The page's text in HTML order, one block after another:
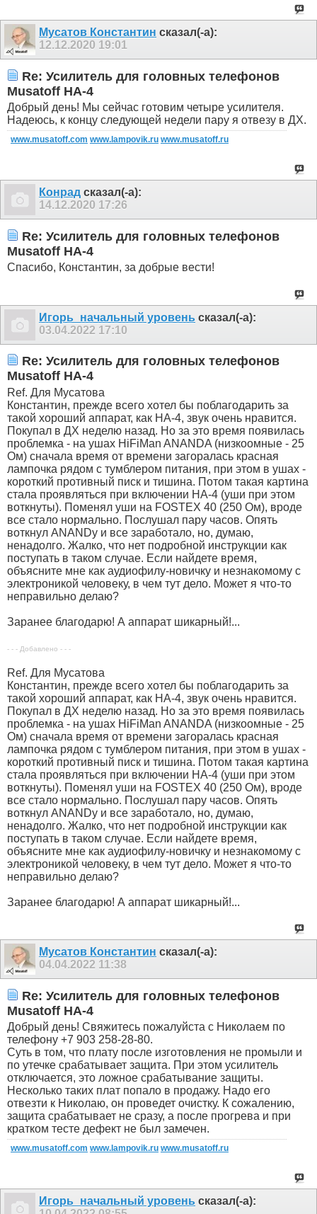
Мусатов Константин сказал(-а):
12.12.2020 19:01
Re: Усилитель для головных телефонов
Musatoff HA-4
Добрый день! Мы сейчас готовим четыре усилителя.
Надеюсь, к концу следующей недели пару я отвезу в ДХ.
www.musatoff.com www.lampovik.ru www.musatoff.ru
Конрад сказал(-а):
14.12.2020 17:26
Re: Усилитель для головных телефонов
Musatoff HA-4
Спасибо, Константин, за добрые вести!
Игорь_начальный уровень сказал(-а):
03.04.2022 17:10
Re: Усилитель для головных телефонов
Musatoff HA-4
Ref. Для Мусатова
Константин, прежде всего хотел бы поблагодарить за
такой хороший аппарат, как НА-4, звук очень нравится.
Покупал в ДХ неделю назад. Но за это время появилась
проблемка - на ушах HiFiMan ANANDA (низкоомные - 25
Ом) сначала время от времени загоралась красная
лампочка рядом с тумблером питания, при этом в ушах -
короткий противный писк и тишина. Потом такая картина
стала проявляться при включении НА-4 (уши при этом
воткнуты). Поменял уши на FOSTEX 40 (250 Ом), вроде
все стало нормально. Послушал пару часов. Опять
воткнул ANANDу и все заработало, но, думаю,
ненадолго. Жалко, что нет подробной инструкции как
поступать в таком случае. Если найдете время,
объясните мне как аудиофилу-новичку и незнакомому с
электроникой человеку, в чем тут дело. Может я что-то
неправильно делаю?
Заранее благодарю! А аппарат шикарный!...
- - - Добавлено - - -
Ref. Для Мусатова
Константин, прежде всего хотел бы поблагодарить за
такой хороший аппарат, как НА-4, звук очень нравится.
Покупал в ДХ неделю назад. Но за это время появилась
проблемка - на ушах HiFiMan ANANDA (низкоомные - 25
Ом) сначала время от времени загоралась красная
лампочка рядом с тумблером питания, при этом в ушах -
короткий противный писк и тишина. Потом такая картина
стала проявляться при включении НА-4 (уши при этом
воткнуты). Поменял уши на FOSTEX 40 (250 Ом), вроде
все стало нормально. Послушал пару часов. Опять
воткнул ANANDу и все заработало, но, думаю,
ненадолго. Жалко, что нет подробной инструкции как
поступать в таком случае. Если найдете время,
объясните мне как аудиофилу-новичку и незнакомому с
электроникой человеку, в чем тут дело. Может я что-то
неправильно делаю?
Заранее благодарю! А аппарат шикарный!...
Мусатов Константин сказал(-а):
04.04.2022 11:38
Re: Усилитель для головных телефонов
Musatoff HA-4
Добрый день! Свяжитесь пожалуйста с Николаем по
телефону +7 903 258-28-80.
Суть в том, что плату после изготовления не промыли и
по утечке срабатывает защита. При этом усилитель
отключается, это ложное срабатывание защиты.
Несколько таких плат попало в продажу. Надо его
отвезти к Николаю, он проведет очистку. К сожалению,
защита срабатывает не сразу, а после прогрева и при
кратком тесте дефект не был замечен.
www.musatoff.com www.lampovik.ru www.musatoff.ru
Игорь_начальный уровень сказал(-а):